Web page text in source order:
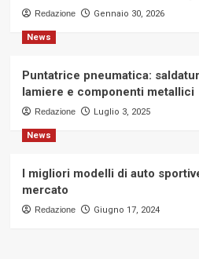
Redazione Gennaio 30, 2026
News
Puntatrice pneumatica:
lamiere e componenti metallici
Redazione Luglio 3, 2025
News
I migliori modelli di auto
mercato
Redazione Giugno 17, 2024